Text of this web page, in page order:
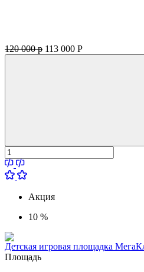
120 000 р 113 000 Р
Акция
10 %
Детская игровая площадка
Площадь